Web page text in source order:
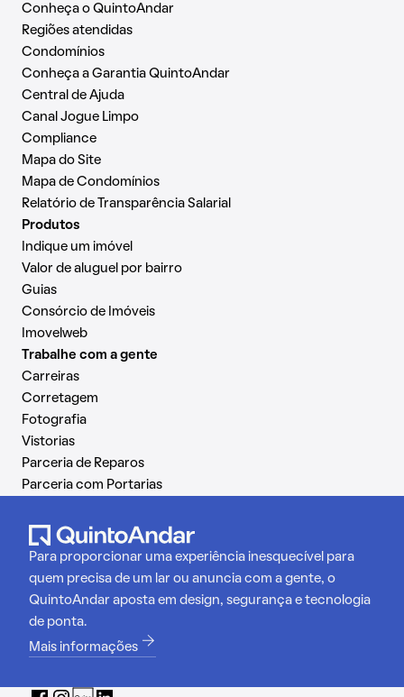
Conheça o QuintoAndar
Regiões atendidas
Condomínios
Conheça a Garantia QuintoAndar
Central de Ajuda
Canal Jogue Limpo
Compliance
Mapa do Site
Mapa de Condomínios
Relatório de Transparência Salarial
Produtos
Indique um imóvel
Valor de aluguel por bairro
Guias
Consórcio de Imóveis
Imovelweb
Trabalhe com a gente
Carreiras
Corretagem
Fotografia
Vistorias
Parceria de Reparos
Parceria com Portarias
Para proporcionar uma experiência inesquecível para
quem precisa de um lar ou anuncia com a gente, o
QuintoAndar aposta em design, segurança e tecnologia
de ponta.
Mais informações